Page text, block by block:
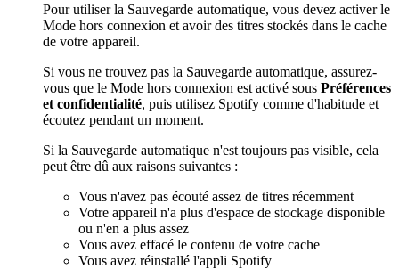
Pour utiliser la Sauvegarde automatique, vous devez activer le
Mode hors connexion et avoir des titres stockés dans le cache
de votre appareil.
Si vous ne trouvez pas la Sauvegarde automatique, assurez-
vous que le Mode hors connexion est activé sous Préférences
et confidentialité, puis utilisez Spotify comme d'habitude et
écoutez pendant un moment.
Si la Sauvegarde automatique n'est toujours pas visible, cela
peut être dû aux raisons suivantes :
Vous n'avez pas écouté assez de titres récemment
Votre appareil n'a plus d'espace de stockage disponible
ou n'en a plus assez
Vous avez effacé le contenu de votre cache
Vous avez réinstallé l'appli Spotify